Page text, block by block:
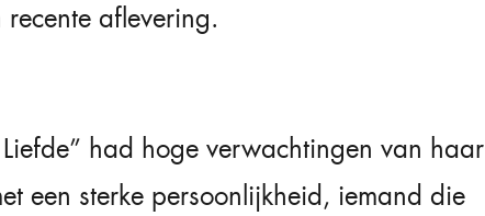
recente aflevering.
had hoge verwachtingen van haar
een sterke persoonlijkheid, iemand die